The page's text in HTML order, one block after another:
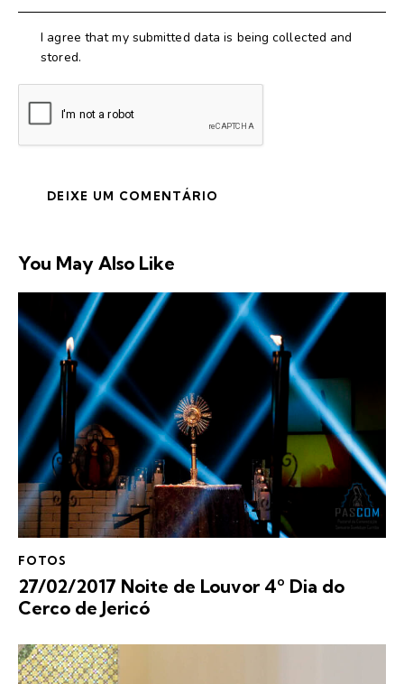
I agree that my submitted data is being collected and
stored.
You May Also Like
FOTOS
27/02/2017 Noite de Louvor 4º Dia do
Cerco de Jericó